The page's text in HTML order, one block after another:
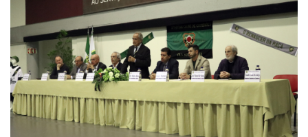
COIMBRÕES
DEMITE-
SE
COM
GRITO
DE
REVOLTA